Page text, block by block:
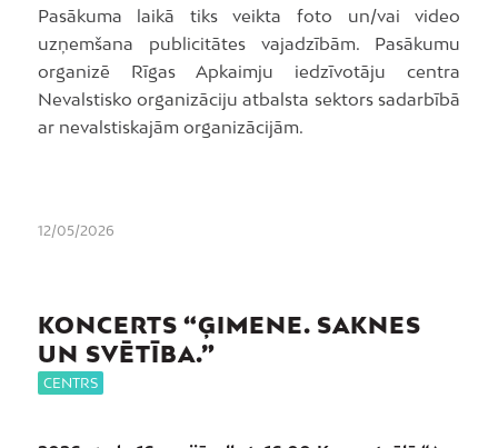
Pasākuma laikā tiks veikta foto un/vai video
uzņemšana publicitātes vajadzībām. Pasākumu
organizē Rīgas Apkaimju iedzīvotāju centra
Nevalstisko organizāciju atbalsta sektors sadarbībā
ar nevalstiskajām organizācijām.
12/05/2026
KONCERTS “ĢIMENE. SAKNES
UN SVĒTĪBA.”
CENTRS